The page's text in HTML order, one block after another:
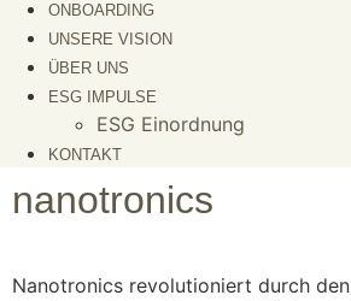
ONBOARDING
UNSERE VISION
ÜBER UNS
ESG IMPULSE
ESG Einordnung
KONTAKT
nanotronics
Nanotronics revolutioniert durch